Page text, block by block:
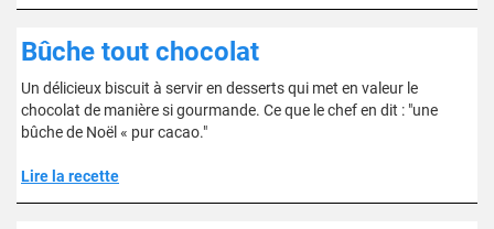
Bûche tout chocolat
Un délicieux biscuit à servir en desserts qui met en valeur le
chocolat de manière si gourmande. Ce que le chef en dit : "une
bûche de Noël « pur cacao."
Lire la recette